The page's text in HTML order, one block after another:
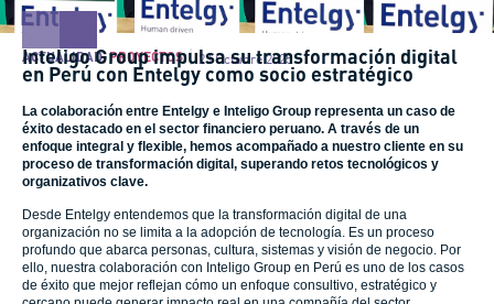
ACTUALIDAD,PROYECTOS 23 Octubre 2025
Inteligo Group impulsa su transformación digital
en Perú con Entelgy como socio estratégico
La colaboración entre Entelgy e Inteligo Group representa un caso de
éxito destacado en el sector financiero peruano. A través de un
enfoque integral y flexible, hemos acompañado a nuestro cliente en su
proceso de transformación digital, superando retos tecnológicos y
organizativos clave.
Desde Entelgy entendemos que la transformación digital de una
organización no se limita a la adopción de tecnología. Es un proceso
profundo que abarca personas, cultura, sistemas y visión de negocio. Por
ello, nuestra colaboración con Inteligo Group en Perú es uno de los casos
de éxito que mejor reflejan cómo un enfoque consultivo, estratégico y